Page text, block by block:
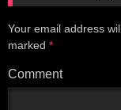
Your email address
marked *
Comment